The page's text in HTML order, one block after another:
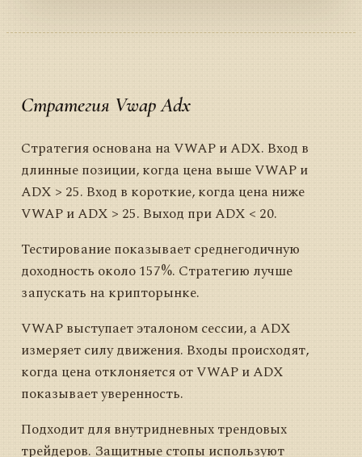
Стратегия Vwap Adx
Стратегия основана на VWAP и ADX. Вход в
длинные позиции, когда цена выше VWAP и
ADX > 25. Вход в короткие, когда цена ниже
VWAP и ADX > 25. Выход при ADX < 20.
Тестирование показывает среднегодичную
доходность около 157%. Стратегию лучше
запускать на крипторынке.
VWAP выступает эталоном сессии, а ADX
измеряет силу движения. Входы происходят,
когда цена отклоняется от VWAP и ADX
показывает уверенность.
Подходит для внутридневных трендовых
трейдеров. Защитные стопы используют